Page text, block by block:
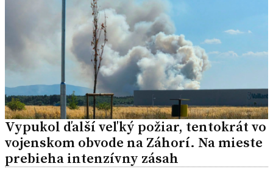
Vypukol ďalší veľký požiar, tentokrát vo
vojenskom obvode na Záhorí. Na mieste
prebieha intenzívny zásah